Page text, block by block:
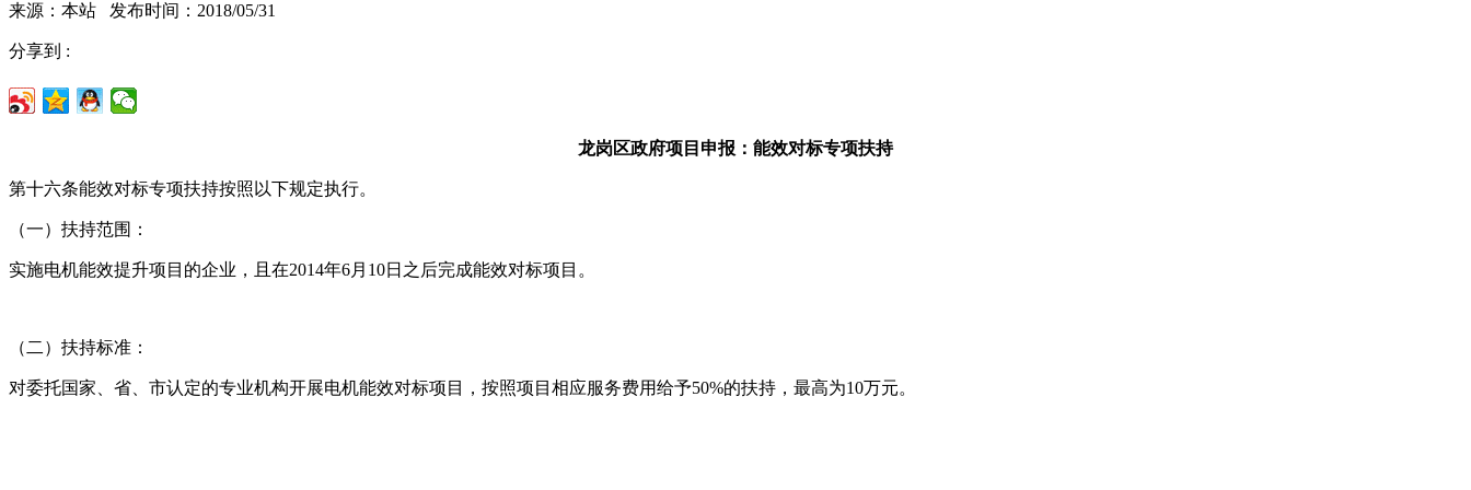
来源：本站 发布时间：2018/05/31
分享到 :
龙岗区政府项目申报： 能效对标专项扶持
第十六条能效对标专项扶持按照以下规定执行。
（一）扶持范围：
实施电机能效提升项目的企业，且在2014年6月10日之后完成能效对标项目。
（二）扶持标准：
对委托国家、省、市认定的专业机构开展电机能效对标项目，按照项目相应服务费用给予50%的扶持，最高为10万元。